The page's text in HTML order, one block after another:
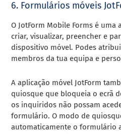
6. Formulários móveis
O JotForm Mobile Forms é
criar, visualizar, preencher e
dispositivo móvel. Podes
membros da tua equipa e
A aplicação móvel JotForm
quiosque que bloqueia o ecrã
os inquiridos não possam
formulário. O modo de
automaticamente o formulário